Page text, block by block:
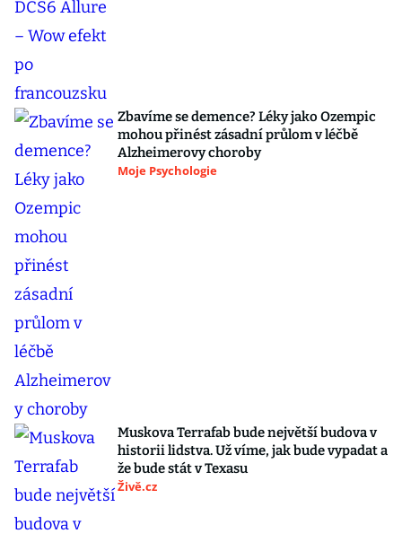
Zbavíme se demence? Léky jako Ozempic
mohou přinést zásadní průlom v léčbě
Alzheimerovy choroby
Moje Psychologie
Muskova Terrafab bude největší budova v
historii lidstva. Už víme, jak bude vypadat a
že bude stát v Texasu
Živě.cz